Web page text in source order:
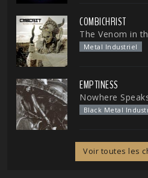
COMBICHRIST
The Venom in
Metal Industriel
EMPTINESS
Nowhere
Black Metal
Voir toutes les